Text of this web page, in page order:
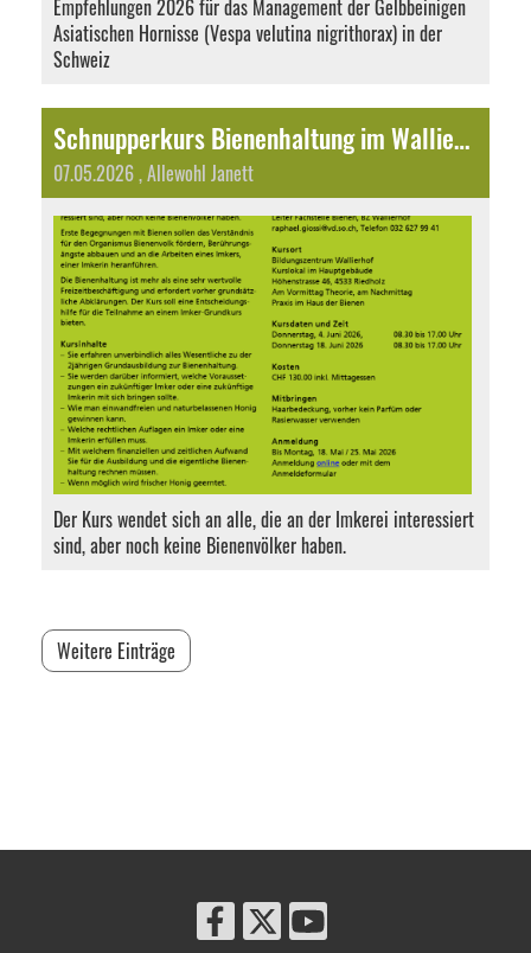
Empfehlungen 2026 für das Management der Gelbbeinigen
Asiatischen Hornisse (Vespa velutina nigrithorax) in der
Schweiz
Schnupperkurs Bienenhaltung im Wallierhof im Juni 2026
07.05.2026, Allewohl Janett
Der Kurs wendet sich an alle, die an der Imkerei interessiert
sind, aber noch keine Bienenvölker haben.
Weitere Einträge